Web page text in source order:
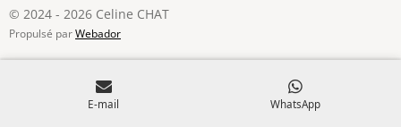
© 2024 - 2026 Celine CHAT
Propulsé par Webador
E-mail WhatsApp